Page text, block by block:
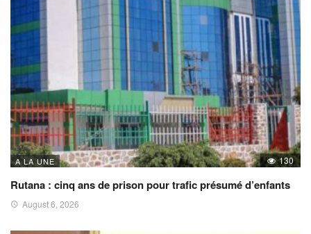
A LA UNE 130
Rutana : cinq ans de prison pour trafic présumé d’enfants
August 6, 2026